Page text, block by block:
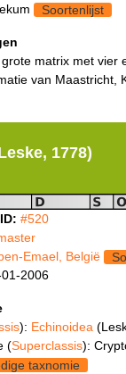
Soortenlijst
matrix met vier
van Maastricht,
1778)
#520
Emael, België
2006
): Echinoidea
(Superclassis):
taxnomie